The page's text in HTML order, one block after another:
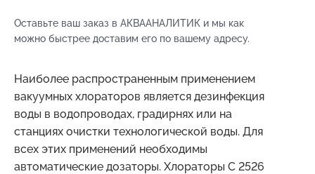
Оставьте ваш заказ в АКВААНАЛИТИК и мы как
можно быстрее доставим его по вашему адресу.
Наиболее распространенным применением
вакуумных хлораторов является дезинфекция
воды в водопроводах, градирнях или на
станциях очистки технологической воды. Для
всех этих применений необходимы
автоматические дозаторы. Хлораторы C 2526